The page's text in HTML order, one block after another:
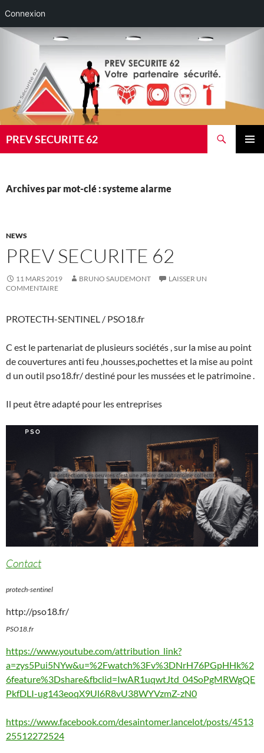
Connexion
Aller
PREV SECURITE 62
Archives par mot-clé : systeme alarme
NEWS
PREV SECURITE 62
11 MARS 2019 BRUNO SAUDEMONT
LAISSER UN
COMMENTAIRE
PROTECTH-SENTINEL / PSO18.fr
C est le partenariat de plusieurs sociétés , sur la mise au point
de couvertures anti feu ,housses,pochettes et la mise au point
d un outil pso18.fr/ destiné pour les mussées et le patrimoine .
Il peut être adapté pour les entreprises
Contact
protech-sentinel
http://pso18.fr/
PSO18.fr
https://www.youtube.com/attribution_link?
a=zys5Pui5NYw&u=%2Fwatch%3Fv%3DNrH76PGpHHk%2
6feature%3Dshare&fbclid=IwAR1uqwtJtd_04SoPgMRWgQE
PkfDLI-ug143eoqX9Ul6R8vU38WYVzmZ-zN0
https://www.facebook.com/desaintomer.lancelot/posts/4513
25512272524